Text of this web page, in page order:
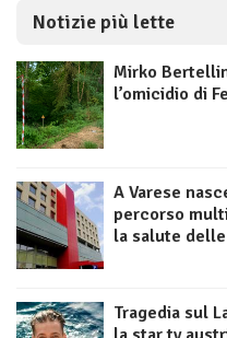
Notizie più lette
Mirko
l’omicidio di
A Varese
percorso
la salute
Tragedia sul